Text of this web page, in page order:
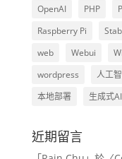
OpenAI
PHP
Raspberry Pi
web
Webui
wordpress
人工
本地部署
生成式AI
近期留言